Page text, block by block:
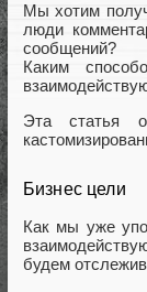
Мы хотим
люди
сообщений?
Каким
Эта статья
Бизнес цели
Как мы уже
будем